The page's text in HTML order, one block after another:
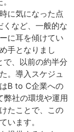
に気になった点
など、一般的な
に耳を傾けてい
手となりまし
、以前の約半分
。導入スケジュ
B to C企業への
弊社の環境や運用
たことで、この
います。